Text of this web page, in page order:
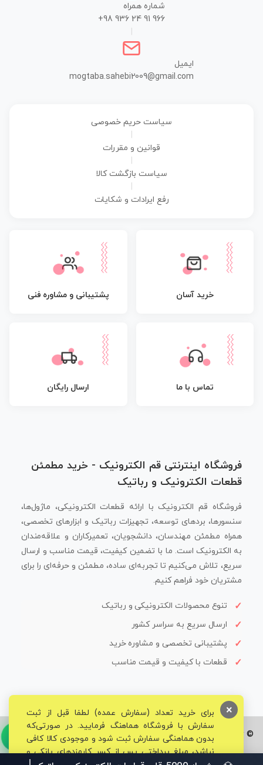
شماره همراه
+98 936 24 91 966
ایمیل
mogtaba.sahebi2009@gmail.com
سیاست حریم خصوصی
قوانین و مقررات
سیاست بازگشت کالا
رفع ایرادات و شکایات
خرید آسان پشتیبانی و مشاوره فنی
تماس با ما ارسال رایگان
فروشگاه اینترنتی قم الکترونیک - خرید مطمئن
قطعات الکترونیک و رباتیک
فروشگاه قم الکترونیک با ارائه قطعات الکترونیکی، ماژول‌ها،
سنسورها، بردهای توسعه، تجهیزات رباتیک و ابزارهای تخصصی،
همراه مطمئن مهندسان، دانشجویان، تعمیرکاران و علاقه‌مندان
به الکترونیک است. ما با تضمین کیفیت، قیمت مناسب و ارسال
سریع، تلاش می‌کنیم تا تجربه‌ای ساده، مطمئن و حرفه‌ای را برای
مشتریان خود فراهم کنیم.
تنوع محصولات الکترونیکی و رباتیک
ارسال سریع به سراسر کشور
پشتیبانی تخصصی و مشاوره خرید
قطعات با کیفیت و قیمت مناسب
© تمامی حقوق برای فروشگاه تخصصی قم الکترونیک محفوظ می‌باشد.
برای خرید تعداد (سفارش عمده) لطفا قبل از ثبت
سفارش با فروشگاه هماهنگ فرمایید. در صورتی‌که
بدون هماهنگی سفارش ثبت شود و موجودی کالا کافی
نباشد، مبلغ پرداختی پس از کسر کارمزدهای بانکی و
×